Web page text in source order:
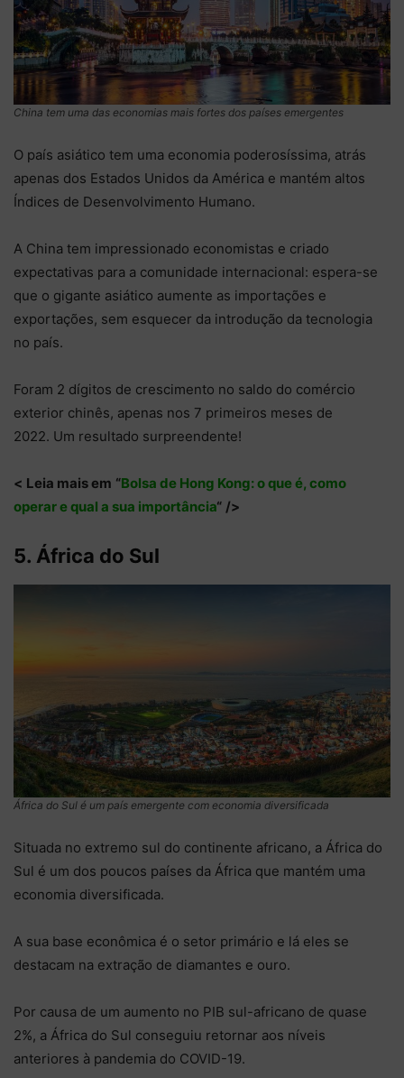
China tem uma das economias mais fortes dos países emergentes
O país asiático tem uma economia poderosíssima, atrás
apenas dos Estados Unidos da América e mantém altos
Índices de Desenvolvimento Humano.
A China tem impressionado economistas e criado
expectativas para a comunidade internacional: espera-se
que o gigante asiático aumente as importações e
exportações, sem esquecer da introdução da tecnologia
no país.
Foram 2 dígitos de crescimento no saldo do comércio
exterior chinês, apenas nos 7 primeiros meses de
2022. Um resultado surpreendente!
< Leia mais em “Bolsa de Hong Kong: o que é, como
operar e qual a sua importância“ />
5. África do Sul
África do Sul é um país emergente com economia diversificada
Situada no extremo sul do continente africano, a África do
Sul é um dos poucos países da África que mantém uma
economia diversificada.
A sua base econômica é o setor primário e lá eles se
destacam na extração de diamantes e ouro.
Por causa de um aumento no PIB sul-africano de quase
2%, a África do Sul conseguiu retornar aos níveis
anteriores à pandemia do COVID-19.